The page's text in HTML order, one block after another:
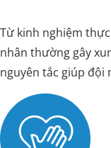
Từ kinh nghiệm
nhân thường gây
nguyên tắc giúp đội